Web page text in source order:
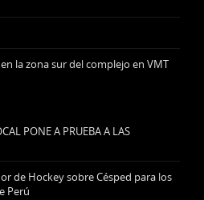
la zona sur del complejo en VMT
PONE A PRUEBA A LAS
de Hockey sobre Césped para los
Perú